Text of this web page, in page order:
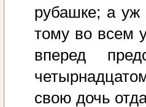
рубашке; а уж
тому во всем
вперед
свою дочь